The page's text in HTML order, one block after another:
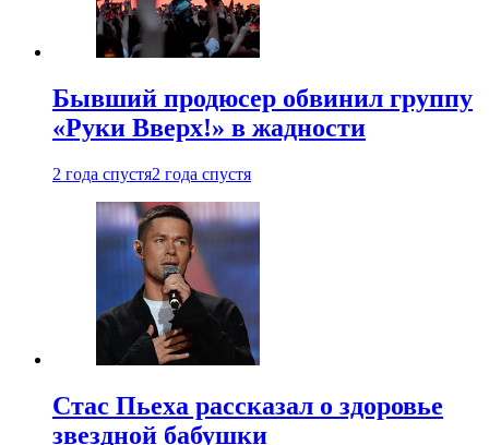
Бывший продюсер обвинил группу
«Руки Вверх!» в жадности
2 года спустя2 года спустя
Стас Пьеха рассказал о здоровье
звездной бабушки